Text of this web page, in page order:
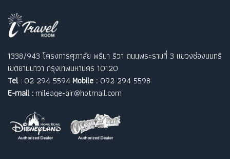
1338/943 โครงการศุภาลัย พรีมา ริวา ถนนพระรามที่ 3 แขวงช่องนนทรี
เขตยานนาวา กรุงเทพมหานคร 10120
Tel: 02 294 5594 Mobile : 092 294 5598
E-mail : mileage-air@hotmail.com